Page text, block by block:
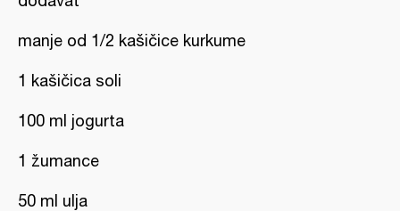
manje od 1/2 kašičice kurkume
1 kašičica soli
100 ml jogurta
1 žumance
50 ml ulja